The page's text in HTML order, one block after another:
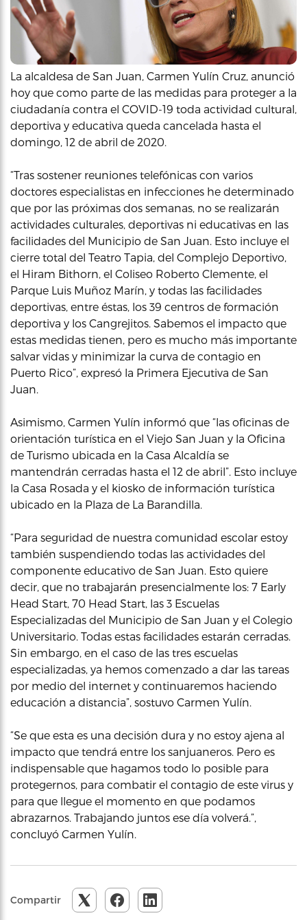
La alcaldesa de San Juan, Carmen Yulín Cruz, anunció
hoy que como parte de las medidas para proteger a la
ciudadanía contra el COVID-19 toda actividad cultural,
deportiva y educativa queda cancelada hasta el
domingo, 12 de abril de 2020.
“Tras sostener reuniones telefónicas con varios
doctores especialistas en infecciones he determinado
que por las próximas dos semanas, no se realizarán
actividades culturales, deportivas ni educativas en las
facilidades del Municipio de San Juan. Esto incluye el
cierre total del Teatro Tapia, del Complejo Deportivo,
el Hiram Bithorn, el Coliseo Roberto Clemente, el
Parque Luis Muñoz Marín, y todas las facilidades
deportivas, entre éstas, los 39 centros de formación
deportiva y los Cangrejitos. Sabemos el impacto que
estas medidas tienen, pero es mucho más importante
salvar vidas y minimizar la curva de contagio en
Puerto Rico”, expresó la Primera Ejecutiva de San
Juan.
Asimismo, Carmen Yulín informó que “las oficinas de
orientación turística en el Viejo San Juan y la Oficina
de Turismo ubicada en la Casa Alcaldía se
mantendrán cerradas hasta el 12 de abril”. Esto incluye
la Casa Rosada y el kiosko de información turística
ubicado en la Plaza de La Barandilla.
“Para seguridad de nuestra comunidad escolar estoy
también suspendiendo todas las actividades del
componente educativo de San Juan. Esto quiere
decir, que no trabajarán presencialmente los: 7 Early
Head Start, 70 Head Start, las 3 Escuelas
Especializadas del Municipio de San Juan y el Colegio
Universitario. Todas estas facilidades estarán cerradas.
Sin embargo, en el caso de las tres escuelas
especializadas, ya hemos comenzado a dar las tareas
por medio del internet y continuaremos haciendo
educación a distancia”, sostuvo Carmen Yulín.
“Se que esta es una decisión dura y no estoy ajena al
impacto que tendrá entre los sanjuaneros. Pero es
indispensable que hagamos todo lo posible para
protegernos, para combatir el contagio de este virus y
para que llegue el momento en que podamos
abrazarnos. Trabajando juntos ese día volverá.”,
concluyó Carmen Yulín.
Compartir